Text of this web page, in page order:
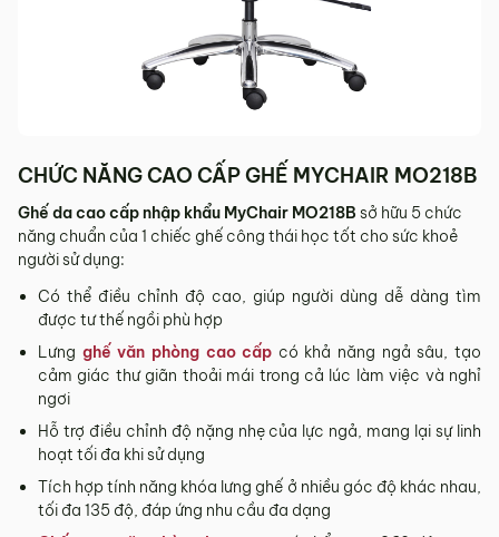
CHỨC NĂNG CAO CẤP GHẾ MYCHAIR MO218B
Ghế da cao cấp nhập khẩu MyChair MO218B sở hữu 5 chức
năng chuẩn của 1 chiếc ghế công thái học tốt cho sức khoẻ
người sử dụng:
Có thể điều chỉnh độ cao, giúp người dùng dễ dàng tìm
được tư thế ngồi phù hợp
Lưng ghế văn phòng cao cấp có khả năng ngả sâu, tạo
cảm giác thư giãn thoải mái trong cả lúc làm việc và nghỉ
ngơi
Hỗ trợ điều chỉnh độ nặng nhẹ của lực ngả, mang lại sự linh
hoạt tối đa khi sử dụng
Tích hợp tính năng khóa lưng ghế ở nhiều góc độ khác nhau,
tối đa 135 độ, đáp ứng nhu cầu đa dạng
Sản phẩm mới đã quá thời gian 3 ngày kể từ ngày nhận
Mọi thông tin cần hỗ trợ và giải đáp vui lòng liên hệ MyChair
Hotline: 0942 902 468(Call, Zalo)